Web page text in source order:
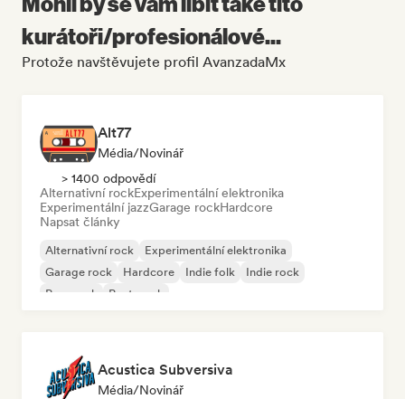
kurátoři/profesionálové...
Protože navštěvujete profil AvanzadaMx
Alt77
Média/novinář
> 1400 odpovědí
Alternativní rockExperimentální elektronika
Experimentální jazzGarage rockHardcore
Napsat články
Alternativní rock
Experimentální elektronika
Garage rock
Hardcore Indie folk
Indie rock
Pop-punk
Post-punk
Acustica Subversiva
Média/novinář